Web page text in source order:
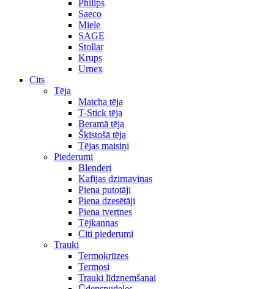
Philips
Saeco
Miele
SAGE
Stollar
Krups
Urnex
Cits
Tēja
Matcha tēja
T-Stick tēja
Beramā tēja
Šķīstošā tēja
Tējas maisiņi
Piederumi
Blenderi
Kafijas dzirnaviņas
Piena putotāji
Piena dzesētāji
Piena tvertnes
Tējkannas
Citi piederumi
Trauki
Termokrūzes
Termosi
Trauki līdzņemšanai